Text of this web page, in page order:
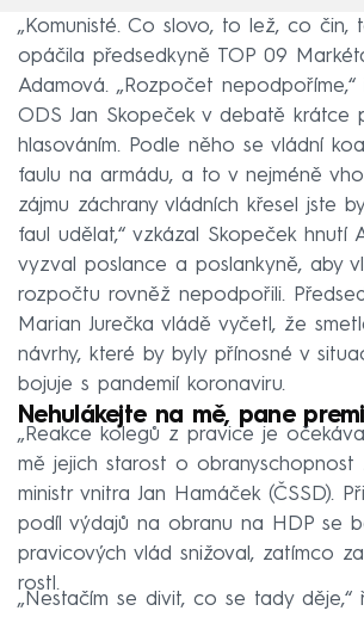
„Komunisté. Co slovo, to lež, co čin,
opáčila předsedkyně TOP 09
Adamová. „Rozpočet
ODS Jan Skopeček v debatě krátce
hlasováním. Podle něho se vládní
faulu na armádu, a to v nejméně
zájmu záchrany vládních křesel jste
faul udělat,“ vzkázal Skopeček hnutí
vyzval poslance a poslankyně, aby
rozpočtu rovněž nepodpořili.
Marian Jurečka vládě vyčetl, že
návrhy, které by byly přínosné v
bojuje s pandemií koronaviru.
Nehulákejte na mě, pane
„Reakce kolegů z pravice je
mě jejich starost o obranyschopnost
ministr vnitra Jan Hamáček (ČSSD).
podíl výdajů na obranu na HDP se
pravicových vlád snižoval, zatímco
rostl.
„Nestačím se divit, co se tady děje,“